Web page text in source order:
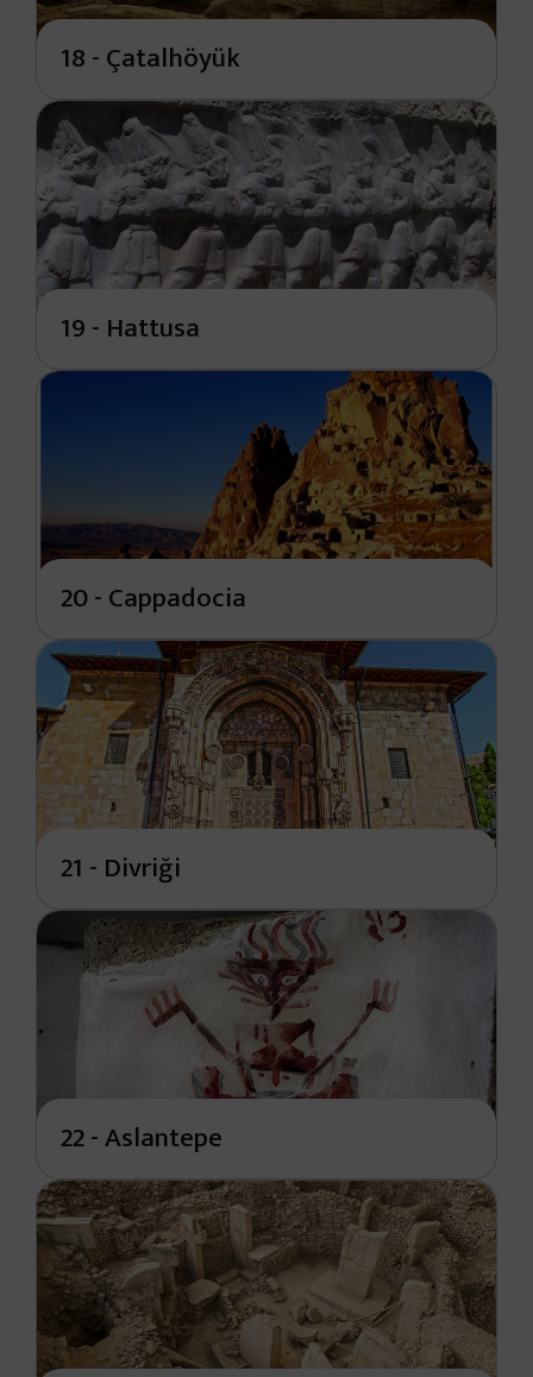
18 - Çatalhöyük
19 - Hattusa
20 - Cappadocia
21 - Divriği
22 - Aslantepe